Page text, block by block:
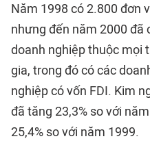
Năm 1998 có 2.800 đơn
nhưng đến năm 2000 đã
doanh nghiệp thuộc mọi
gia, trong đó có các
nghiệp có vốn FDI. Kim
đã tăng 23,3% so với
25,4% so với năm 1999.